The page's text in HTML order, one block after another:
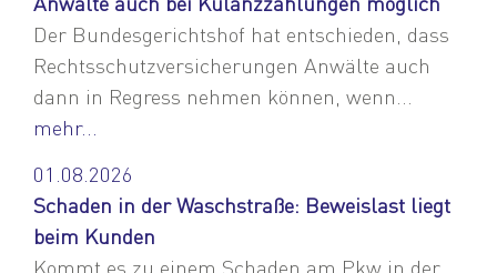
Der Bundesgerichtshof hat entschieden, dass
Rechtsschutzversicherungen Anwälte auch
dann in Regress nehmen können, wenn...
mehr...
01.08.2026
Schaden in der Waschstraße: Beweislast liegt
beim Kunden
Kommt es zu einem Schaden am Pkw in der